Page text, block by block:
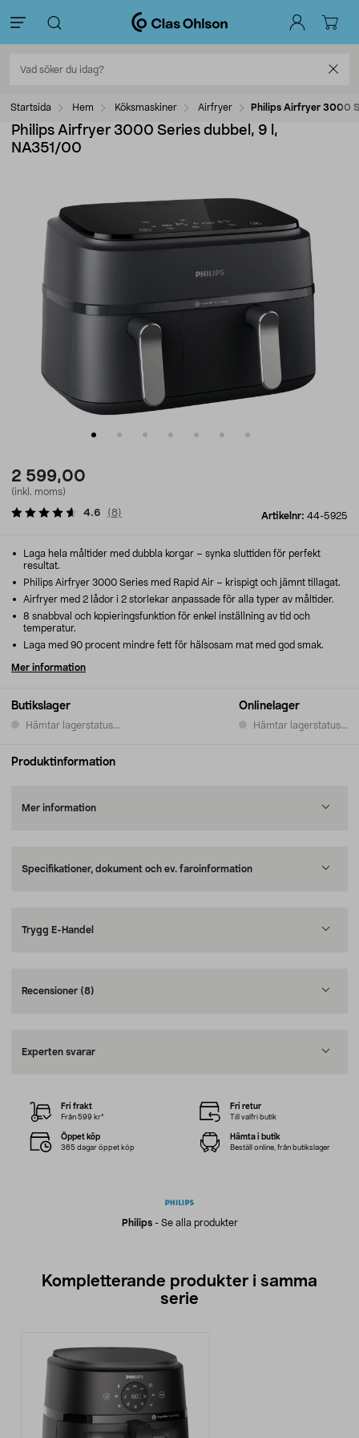
Startsida Hem Köksmaskiner Airfryer Philips Airfryer 3000
Philips Airfryer 3000 Series dubbel, 9 l,
NA351/00
2 599,00
(inkl. moms)
Artikelnr: 44-5925
4.6 (8)
Butikslager
Hämtar lagerstatus...
Onlinelager
Hämtar lagerstatus...
Laga hela måltider med dubbla korgar – synka sluttiden för perfekt
resultat.
Philips Airfryer 3000 Series med Rapid Air – krispigt och jämnt tillagat.
Airfryer med 2 lådor i 2 storlekar anpassade för alla typer av måltider.
8 snabbval och kopieringsfunktion för enkel inställning av tid och
temperatur.
Laga med 90 procent mindre fett för hälsosam mat med god smak.
Mer information
Produktinformation
Mer information
Specifikationer, dokument och ev. faroinformation
Trygg E-Handel
Recensioner (8)
Experten svarar
Philips- Se alla produkter
Fri frakt
Från 599 kr*
Fri retur
Till valfri butik
Öppet köp
365 dagar öppet köp
Hämta i butik
Beställ online, från butikslager
Kompletterande produkter i samma
serie